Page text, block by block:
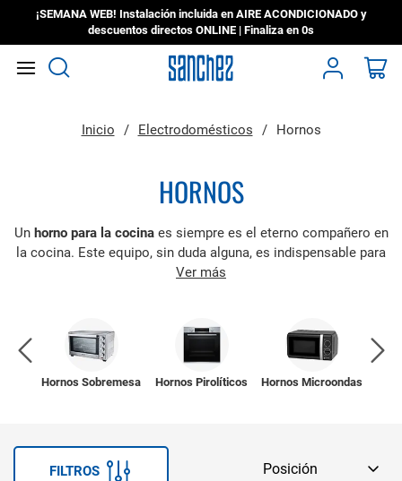
¡SEMANA WEB! Instalación incluida en AIRE ACONDICIONADO y
descuentos directos ONLINE | Finaliza en 0s
Inicio Electrodomésticos Hornos
HORNOS
Un horno para la cocinaes siempre es el eterno compañero en
la cocina. Este equipo, sin duda alguna, es indispensable para
realizar elaborados platos de la cocina gourmet o sencillas y
culinario.
Ver más
Hornos Sobremesa Hornos Pirolíticos Hornos Microondas
FILTROS